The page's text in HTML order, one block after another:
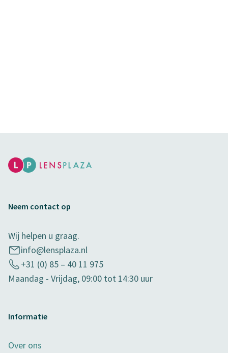
Neem contact op
Wij helpen u graag.
info@lensplaza.nl
+31 (0) 85 – 40 11 975
Maandag - Vrijdag, 09:00 tot 14:30 uur
Informatie
Over ons